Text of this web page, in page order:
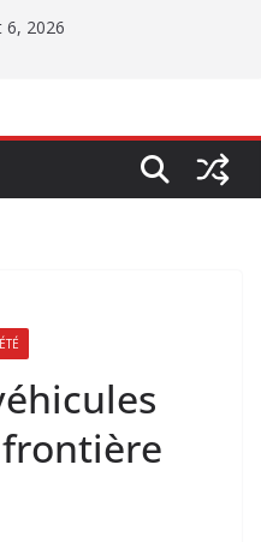
6, 2026
frontière